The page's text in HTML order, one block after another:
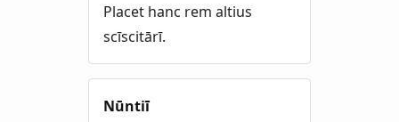
Placet hanc rem altius
scīscitārī.
Nūntiī